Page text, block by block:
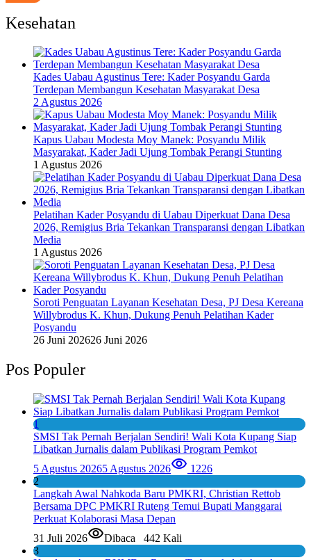
Kesehatan
Kades Uabau Agustinus Tere: Kader Posyandu Garda
Terdepan Membangun Kesehatan Masyarakat Desa
2 Agustus 2026
Kapus Uabau Modesta Moy Manek: Posyandu Milik
Masyarakat, Kader Jadi Ujung Tombak Perangi Stunting
1 Agustus 2026
Pelatihan Kader Posyandu di Uabau Diperkuat Dana Desa
2026, Remigius Bria Tekankan Transparansi dengan Libatkan
Media
1 Agustus 2026
Soroti Penguatan Layanan Kesehatan Desa, PJ Desa Kereana
Willybrodus K. Khun, Dukung Penuh Pelatihan Kader
Posyandu
26 Juni 202626 Juni 2026
Pos Populer
1
SMSI Tak Pernah Berjalan Sendiri! Wali Kota Kupang Siap
Libatkan Jurnalis dalam Publikasi Program Pemkot
5 Agustus 20265 Agustus 2026
1226
2
Langkah Awal Nahkoda Baru PMKRI, Christian Rettob
Bersama DPC PMKRI Ruteng Temui Bupati Manggarai
Perkuat Kolaborasi Masa Depan
31 Juli 2026
Dibaca 442 Kali
3